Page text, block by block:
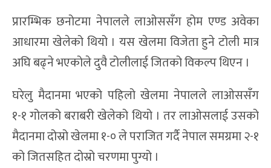
प्रारम्भिक छनोटमा नेपालले लाओससँग होम एण्ड अवेका
आधारमा खेलेको थियो । यस खेलमा विजेता हुने टोली मात्र
अघि बढ्ने भएकोले दुवै टोलीलाई जितको विकल्प थिएन ।
घरेलु मैदानमा भएको पहिलो खेलमा नेपालले लाओससँग
१-१ गोलको बराबरी खेलेको थियो । तर लाओसलाई उसको
मैदानमा दोस्रो खेलमा १-० ले पराजित गर्दै नेपाल समग्रमा २-१
को जितसहित दोस्रो चरणमा पुग्यो ।